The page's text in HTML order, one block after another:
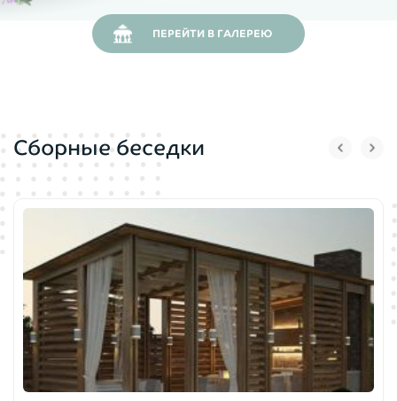
ПЕРЕЙТИ В ГАЛЕРЕЮ
Сборные беседки